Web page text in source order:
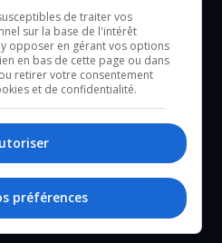
QC J8Z 1W5
de traiter vos
sur la base de l'intérêt
opposer en gérant vos options
en bas de cette page ou dans
retirer votre consentement
et de confidentialité.
préférences